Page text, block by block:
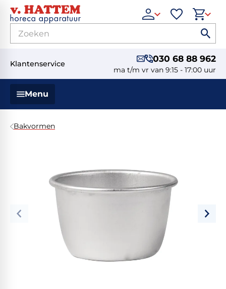
Klantenservice 030 68 88 962
ma t/m vr van 9:15 - 17:00 uur
Menu
Bakvormen